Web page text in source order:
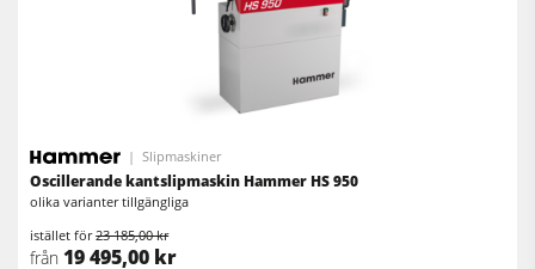
Slipmaskiner
Oscillerande kantslipmaskin Hammer HS 950
olika varianter tillgängliga
istället för23 185,00 kr
från 19 495,00 kr